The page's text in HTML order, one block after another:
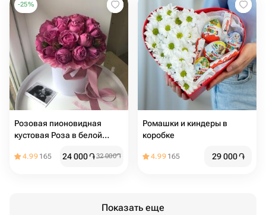
-25%
Розовая пионовидная
кустовая Роза в белой
4.99 165 24 000֏32 000֏
Ромашки и киндеры в
коробке
4.99 165 29 000֏
Показать еще